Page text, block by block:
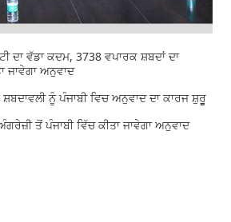
ਦਾ ਵੱਡਾ ਕਦਮ, 3738 ਵਪਾਰਕ ਸ਼ਬਦਾਂ ਦਾ
ਜਾਵੇਗਾ ਅਨੁਵਾਦ
ਨੂੰ ਪੰਜਾਬੀ ਵਿਚ ਅਨੁਵਾਦ ਦਾ ਕਾਰਜ ਸ਼ੁਰੂੂ
ਤੋਂ ਪੰਜਾਬੀ ਵਿੱਚ ਕੀਤਾ ਜਾਵੇਗਾ ਅਨੁਵਾਦ